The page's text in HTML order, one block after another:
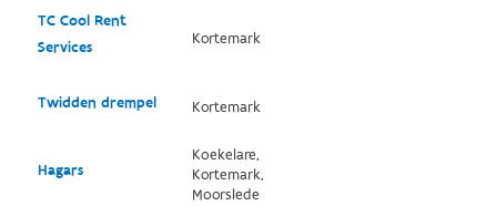
TC Cool Rent
Services
Kortemark
Twidden drempel Kortemark
Hagars
Koekelare,
Kortemark,
Moorslede